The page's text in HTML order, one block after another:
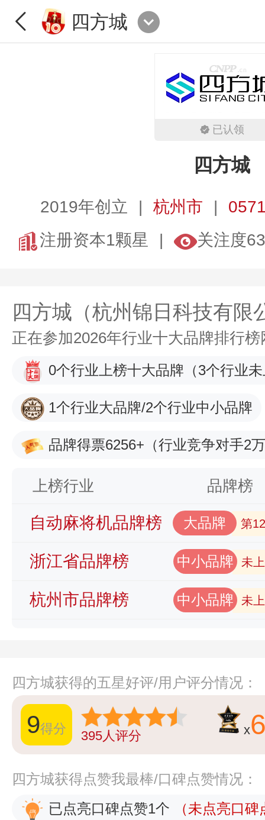
四方城
已认领
四方城
2019年创立 杭州市
注册资本1颗星
关注度
四方城（杭州锦日科技有限
正在参加2026年行业十大品牌排行
0个行业上榜十大品牌 （3个行业
1个行业大品牌/2个行业中小品牌
品牌得票6256+ （行业竞争对手2
上榜行业 品牌榜
自动麻将机品牌榜 大品牌 第
浙江省品牌榜 中小品牌 未
杭州市品牌榜 中小品牌 未
四方城获得的五星好评/用户评分情况：
9得分 395人评分 x
四方城获得点赞我最棒/口碑点赞情况：
已点亮口碑点赞1个
（未点亮口